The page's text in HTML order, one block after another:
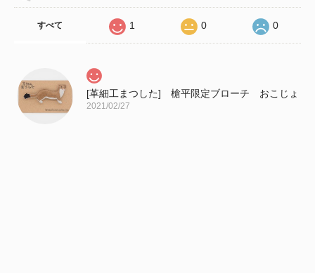
すべて 1 0 0
[革細工まつした] 槍平限定ブローチ おこじょ
2021/02/27